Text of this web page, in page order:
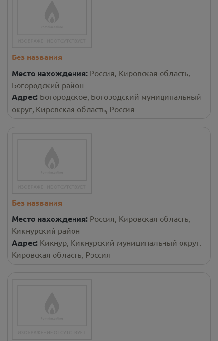
Без названия
Место нахождения: Россия, Кировская область,
Богородский район
Адрес: Богородское, Богородский муниципальный
округ, Кировская область, Россия
Без названия
Место нахождения: Россия, Кировская область,
Кикнурский район
Адрес: Кикнур, Кикнурский муниципальный округ,
Кировская область, Россия